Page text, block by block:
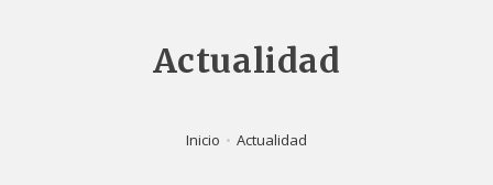
Actualidad
Inicio Actualidad